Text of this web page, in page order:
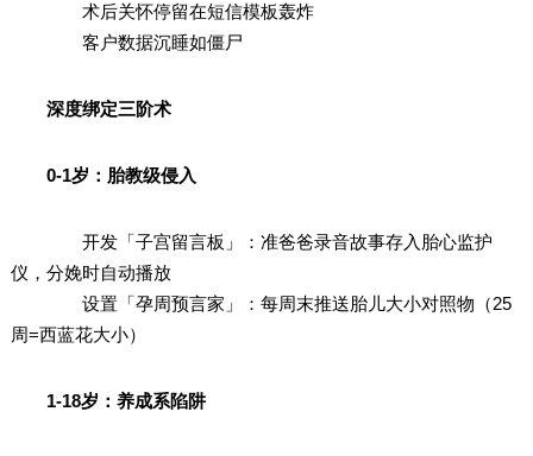
术后关怀停留在短信模板轰炸
客户数据沉睡如僵尸
深度绑定三阶术
0-1岁：胎教级侵入
开发「子宫留言板」：准爸爸录音故事存入胎心监护
仪，分娩时自动播放
设置「孕周预言家」：每周末推送胎儿大小对照物（25
周=西蓝花大小）
1-18岁：养成系陷阱